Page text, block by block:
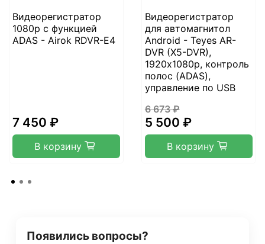
Видеорегистратор
1080р с функцией
ADAS - Airok RDVR-E4
7 450 ₽
В корзину
Видеорегистратор
для автомагнитол
Android - Teyes AR-
DVR (X5-DVR),
1920х1080p, контроль
полос (ADAS),
управление по USB
6 673 ₽
5 500 ₽
В корзину
Появились вопросы?